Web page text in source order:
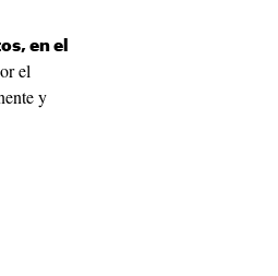
en el
el
y